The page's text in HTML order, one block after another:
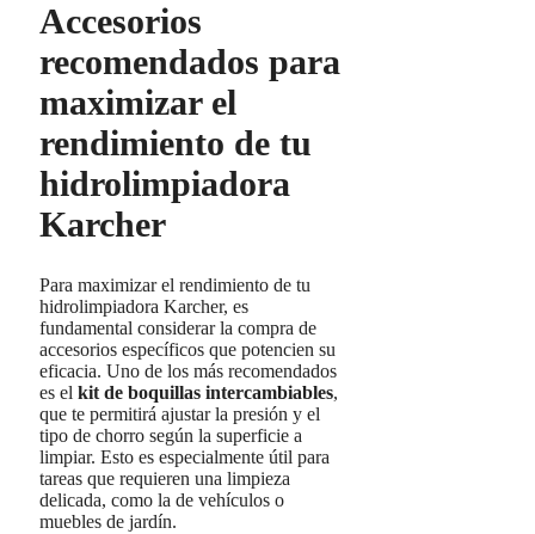
Accesorios
recomendados para
maximizar el
rendimiento de tu
hidrolimpiadora
Karcher
Para maximizar el rendimiento de tu
hidrolimpiadora Karcher, es
fundamental considerar la compra de
accesorios específicos que potencien su
eficacia. Uno de los más recomendados
es el kit de boquillas intercambiables,
que te permitirá ajustar la presión y el
tipo de chorro según la superficie a
limpiar. Esto es especialmente útil para
tareas que requieren una limpieza
delicada, como la de vehículos o
muebles de jardín.